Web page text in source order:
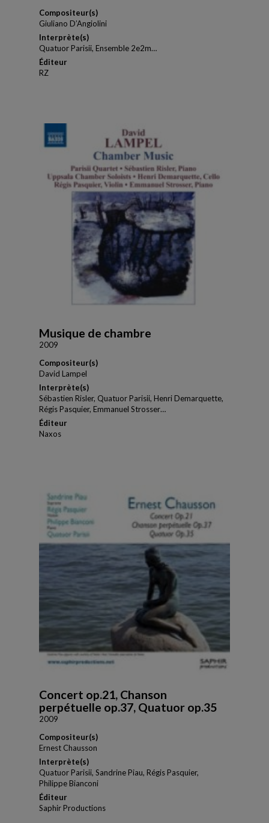
Compositeur(s)
Giuliano D’Angiolini
Interprète(s)
Quatuor Parisii, Ensemble 2e2m…
Éditeur
RZ
Musique de chambre
2009
Compositeur(s)
David Lampel
Interprète(s)
Sébastien Risler, Quatuor Parisii, Henri Demarquette,
Régis Pasquier, Emmanuel Strosser…
Éditeur
Naxos
Concert op.21, Chanson
perpétuelle op.37, Quatuor op.35
2009
Compositeur(s)
Ernest Chausson
Interprète(s)
Quatuor Parisii, Sandrine Piau, Régis Pasquier,
Philippe Bianconi
Éditeur
Saphir Productions